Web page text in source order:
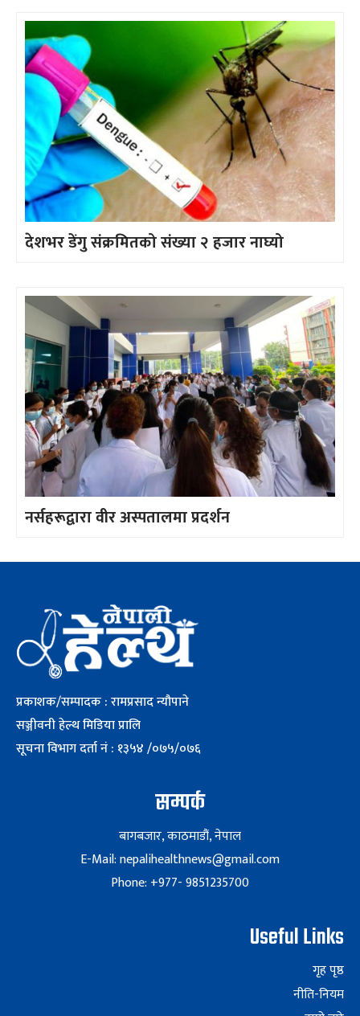
देशभर डेंगु संक्रमितको संख्या २ हजार नाघ्यो
नर्सहरूद्वारा वीर अस्पतालमा प्रदर्शन
प्रकाशक/सम्पादक : रामप्रसाद न्यौपाने
सञ्जीवनी हेल्थ मिडिया प्रालि
सूचना विभाग दर्ता नं : १३५४ /०७५/०७६
सम्पर्क
बागबजार, काठमाडौं, नेपाल
E-Mail: nepalihealthnews@gmail.com
Phone: +977- 9851235700
Useful Links
गृह पृष्ठ
नीति-नियम